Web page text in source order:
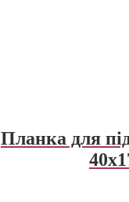
Планка для